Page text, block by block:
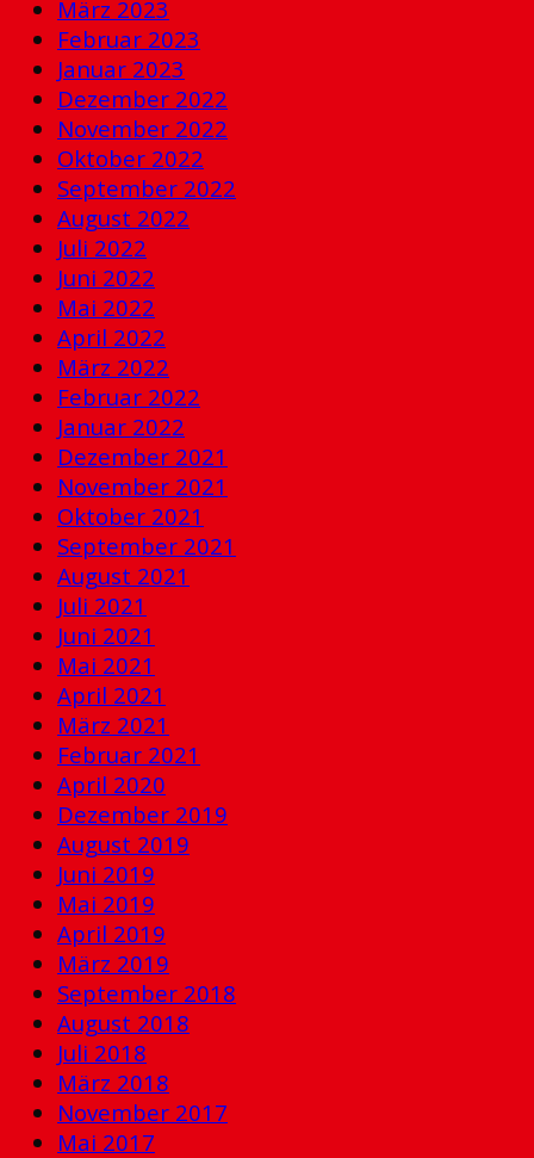
März 2023
Februar 2023
Januar 2023
Dezember 2022
November 2022
Oktober 2022
September 2022
August 2022
Juli 2022
Juni 2022
Mai 2022
April 2022
März 2022
Februar 2022
Januar 2022
Dezember 2021
November 2021
Oktober 2021
September 2021
August 2021
Juli 2021
Juni 2021
Mai 2021
April 2021
März 2021
Februar 2021
April 2020
Dezember 2019
August 2019
Juni 2019
Mai 2019
April 2019
März 2019
September 2018
August 2018
Juli 2018
März 2018
November 2017
Mai 2017